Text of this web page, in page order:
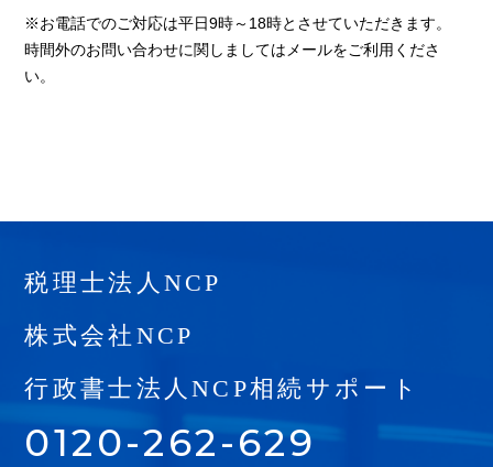
※お電話でのご対応は平日9時～18時とさせていただきます。
時間外のお問い合わせに関しましてはメールをご利用くださ
い。
税理士法人NCP
株式会社NCP
行政書士法人NCP相続サポート
0120-262-629